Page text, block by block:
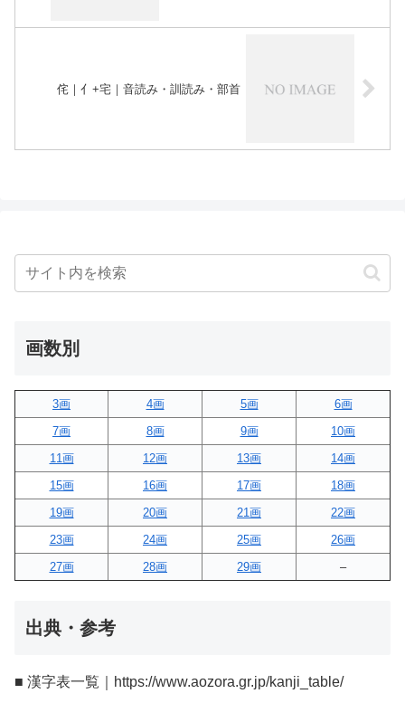
侘｜亻+宅｜音読み・訓読み・部首
画数別
3画 4画 5画
6画
7画
8画 9画
10画
11画
12画 13画
14画
15画
16画 17画
18画
19画
20画 21画
22画
23画
24画 25画
26画
27画
28画 29画 –
出典・参考
■ 漢字表一覧｜https://www.aozora.gr.jp/kanji_table/